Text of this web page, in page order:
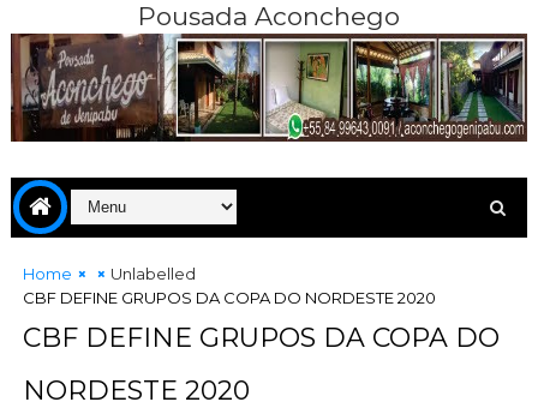
Pousada Aconchego
Home
Unlabelled
CBF DEFINE GRUPOS DA COPA DO NORDESTE 2020
CBF DEFINE GRUPOS DA COPA DO
NORDESTE 2020